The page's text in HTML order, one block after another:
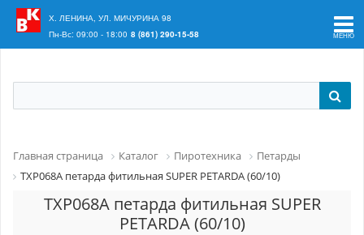
Ваш регион:
Х. ЛЕНИНА, УЛ. МИЧУРИНА 98
Пн-Вс: 09:00 - 18:00 8 (861) 290-15-58
Главная страница Каталог Пиротехника
Петарды
TXP068А петарда фитильная SUPER PETARDA (60/10)
TXP068А петарда фитильная SUPER
PETARDA (60/10)